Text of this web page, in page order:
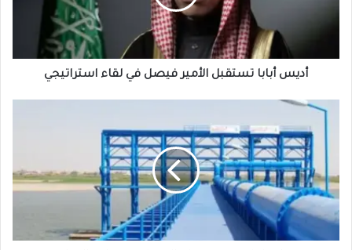
أديس أبابا تستقبل الأمير فيصل في لقاء استراتيجي
قرار
الخرطوم
وفواتير
المياه